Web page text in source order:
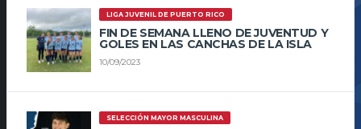
LIGA JUVENIL DE PUERTO RICO
FIN DE SEMANA LLENO DE JUVENTUD Y
GOLES EN LAS CANCHAS DE LA ISLA
10/09/2023
SELECCIÓN MAYOR MASCULINA